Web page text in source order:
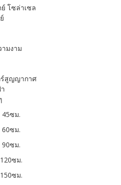
โซล่าเซล
มงาม
ร์สูญญากาศ
45ซม.
60ซม.
90ซม.
ซม.
ซม.